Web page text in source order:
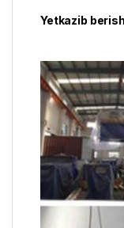
Yetkazib